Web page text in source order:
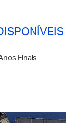
Finais